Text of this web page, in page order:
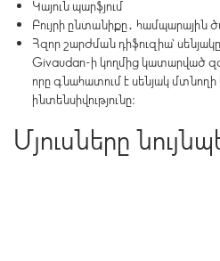
Կայուն պարֆյում
Բույրի ընտանիքը․ համպարային
Հզոր շարժման դիֆուզիա՝
Givaudan-ի կողմից կատարված
որը գնահատում է սենյակ մտնողի
ինտենսիվությունը։
Մյուսները